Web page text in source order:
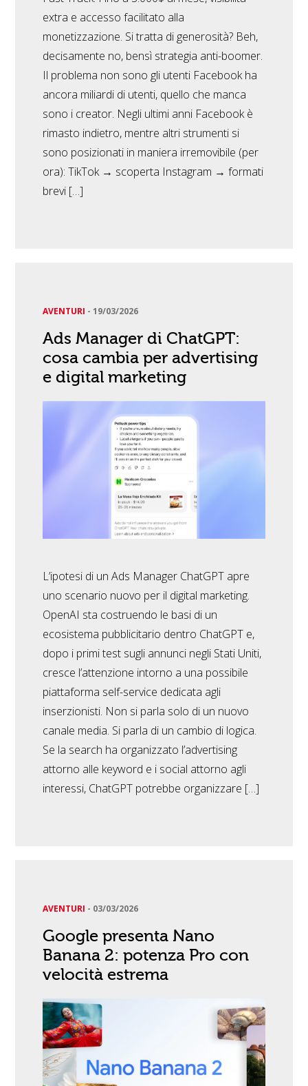
extra e accesso facilitato alla
monetizzazione. Si tratta di generosità? Beh,
decisamente no, bensì strategia anti-boomer.
Il problema non sono gli utenti Facebook ha
ancora miliardi di utenti, quello che manca
sono i creator. Negli ultimi anni Facebook è
rimasto indietro, mentre altri strumenti si
sono posizionati in maniera irremovibile (per
ora): TikTok → scoperta Instagram → formati
brevi […]
AVENTURI -19/03/2026
Ads Manager di ChatGPT:
cosa cambia per advertising
e digital marketing
L’ipotesi di un Ads Manager ChatGPT apre
uno scenario nuovo per il digital marketing.
OpenAI sta costruendo le basi di un
ecosistema pubblicitario dentro ChatGPT e,
dopo i primi test sugli annunci negli Stati Uniti,
cresce l’attenzione intorno a una possibile
piattaforma self-service dedicata agli
inserzionisti. Non si parla solo di un nuovo
canale media. Si parla di un cambio di logica.
Se la search ha organizzato l’advertising
attorno alle keyword e i social attorno agli
interessi, ChatGPT potrebbe organizzare […]
AVENTURI - 03/03/2026
Google presenta Nano
Banana 2: potenza Pro con
velocità estrema